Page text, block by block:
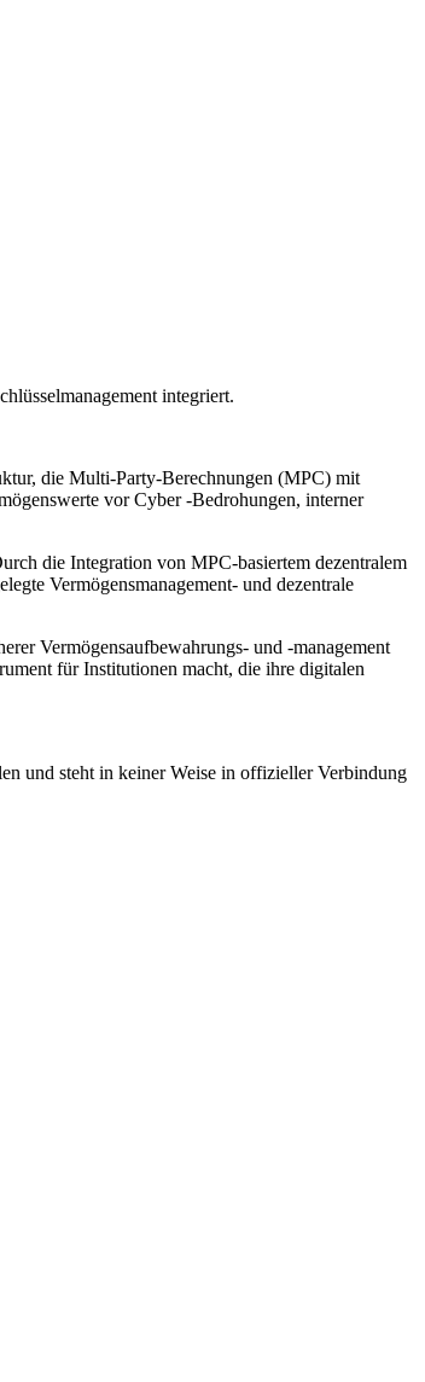
integriert.
die Multi-Party-Berechnungen (MPC) mit
vor Cyber ​​-Bedrohungen, interner
die Integration von MPC-basiertem dezentralem
Vermögensmanagement- und dezentrale
Vermögensaufbewahrungs- und -management
für Institutionen macht, die ihre digitalen
und steht in keiner Weise in offizieller Verbindung